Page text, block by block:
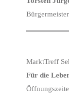
Bürgermeister
MarktTreff
Für die